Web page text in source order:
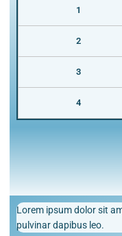
1
2
3
4
Lorem ipsum dolor sit
pulvinar dapibus leo.